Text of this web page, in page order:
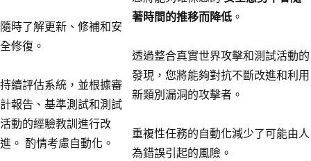
隨時了解更新、修補和安
全修復。
持續評估系統，並根據審
計報告、基準測試和測試
活動的經驗教訓進行改
進。 酌情考慮自動化。
著時間的推移而降低 。
透過整合真實世界攻擊和測試活動的
發現，您將能夠對抗不斷改進和利用
新類別漏洞的攻擊者。
重複性任務的自動化減少了可能由人
為錯誤引起的風險。